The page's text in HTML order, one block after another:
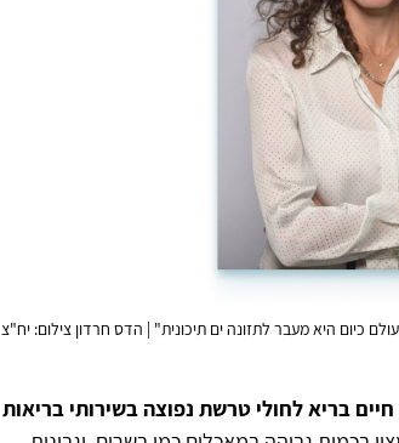
כיום היא מעבר לתזונה ים תיכונית" | הדס חרדון צילום: יח"צ
בריא לחולי טרשת נפוצה בשירותי בריאות